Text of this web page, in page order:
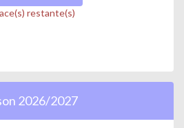
restante(s)
2026/2027